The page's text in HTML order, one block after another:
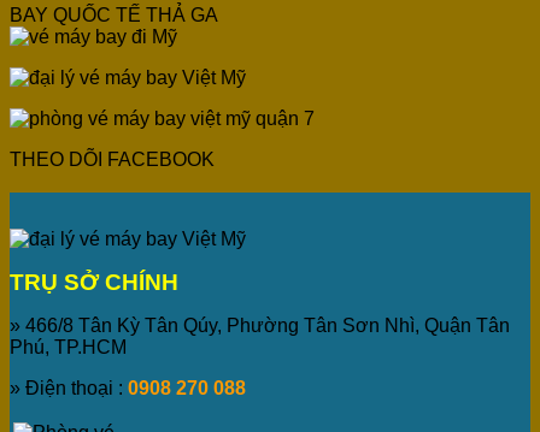
BAY QUỐC TẾ THẢ GA
THEO DÕI FACEBOOK
TRỤ SỞ CHÍNH
» 466/8 Tân Kỳ Tân Qúy, Phường Tân Sơn Nhì, Quận Tân
Phú, TP.HCM
» Điện thoại : 0908 270 088